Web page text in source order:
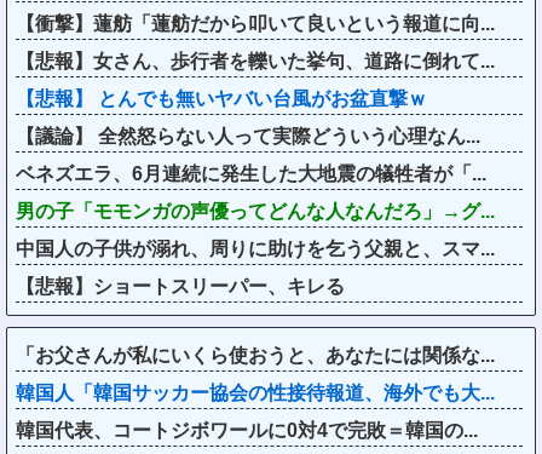
【衝撃】蓮舫「蓮舫だから叩いて良いという報道に向...
【悲報】女さん、歩行者を轢いた挙句、道路に倒れて...
【悲報】 とんでも無いヤバい台風がお盆直撃ｗ
【議論】 全然怒らない人って実際どういう心理なん...
ベネズエラ、6月連続に発生した大地震の犠牲者が「...
男の子「モモンガの声優ってどんな人なんだろ」→グ...
中国人の子供が溺れ、周りに助けを乞う父親と、スマ...
【悲報】ショートスリーパー、キレる
「お父さんが私にいくら使おうと、あなたには関係な...
韓国人「韓国サッカー協会の性接待報道、海外でも大...
韓国代表、コートジボワールに0対4で完敗＝韓国の...